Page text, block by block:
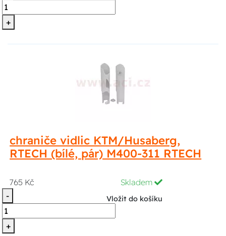
+
chraniče vidlic KTM/Husaberg,
RTECH (bílé, pár) M400-311 RTECH
765 Kč
Skladem
-
+
Vložit do košíku